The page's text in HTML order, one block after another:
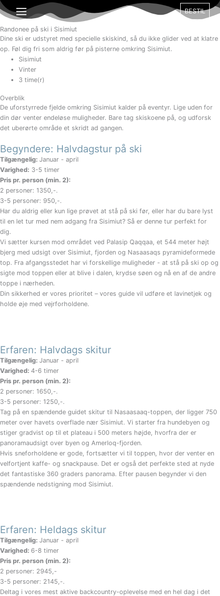
Gå
til
indholdet
BESTIL
Randonee på ski i Sisimiut
Dine ski er udstyret med specielle skiskind, så du ikke glider ved at klatre
op. Føl dig fri som aldrig før på pisterne omkring Sisimiut.
Sisimiut
Vinter
3 time(r)
Overblik
De uforstyrrede fjelde omkring Sisimiut kalder på eventyr. Lige uden for
din dør venter endeløse muligheder. Bare tag skiskoene på, og udforsk
det uberørte område et skridt ad gangen.
Begyndere: Halvdagstur på ski
Tilgængelig: Januar - april
Varighed: 3-5 timer
Pris pr. person (min. 2):
2 personer: 1350,-.
3-5 personer: 950,-.
Har du aldrig eller kun lige prøvet at stå på ski før, eller har du bare lyst
til en let tur med nem adgang fra Sisimiut? Så er denne tur perfekt for
dig.
Vi sætter kursen mod området ved Palasip Qaqqaa, et 544 meter højt
bjerg med udsigt over Sisimiut, fjorden og Nasaasaqs pyramideformede
top. Fra afgangsstedet har vi forskellige muligheder - at stå på ski op og
sigte mod toppen eller at blive i dalen, krydse søen og nå en af de andre
toppe i nærheden.
Din sikkerhed er vores prioritet – vores guide vil udføre et lavinetjek og
holde øje med vejrforholdene.
Erfaren: Halvdags skitur
Tilgængelig: Januar - april
Varighed: 4-6 timer
Pris pr. person (min. 2):
2 personer: 1650,-.
3-5 personer: 1250,-.
Tag på en spændende guidet skitur til Nasaasaaq-toppen, der ligger 750
meter over havets overflade nær Sisimiut. Vi starter fra hundebyen og
stiger gradvist op til et plateau i 500 meters højde, hvorfra der er
panoramaudsigt over byen og Amerloq-fjorden.
Hvis sneforholdene er gode, fortsætter vi til toppen, hvor der venter en
velfortjent kaffe- og snackpause. Det er også det perfekte sted at nyde
det fantastiske 360 graders panorama. Efter pausen begynder vi den
spændende nedstigning mod Sisimiut.
Erfaren: Heldags skitur
Tilgængelig: Januar - april
Varighed: 6-8 timer
Pris pr. person (min. 2):
2 personer: 2945,-
3-5 personer: 2145,-.
Deltag i vores mest aktive backcountry-oplevelse med en hel dag i det
Måned